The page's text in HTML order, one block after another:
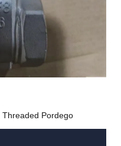
Threaded Pordego